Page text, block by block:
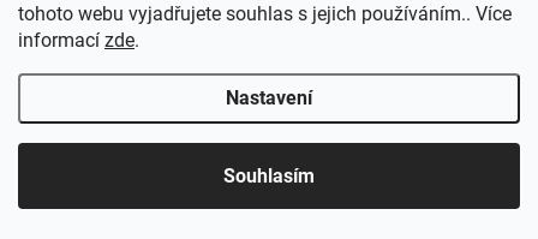
tohoto webu vyjadřujete souhlas s jejich používáním.. Více
informací zde.
Nastavení
Souhlasím